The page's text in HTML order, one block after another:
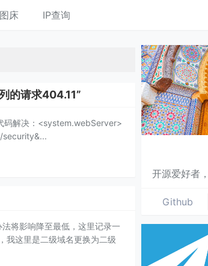
床 IP查询
键
字
的请求404.11”
码解决：<system.webServer>
将影响降至最低，这里记录一
这里是二级域名更换为二级
开源爱好者
Github